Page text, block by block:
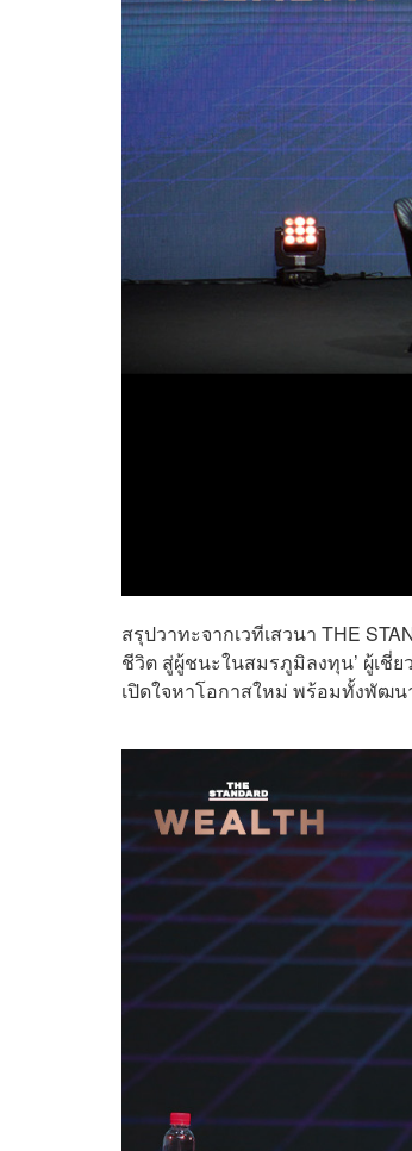
สรุปวาทะจากเวทีเสวนา THE
ชีวิต สู่ผู้ชนะในสมรภูมิลงทุน’ ผู้เชี่
เปิดใจหาโอกาสใหม่ พร้อมทั้งพัฒ